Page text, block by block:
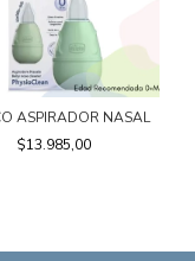
ASPIRADOR NASAL
$13.985,00